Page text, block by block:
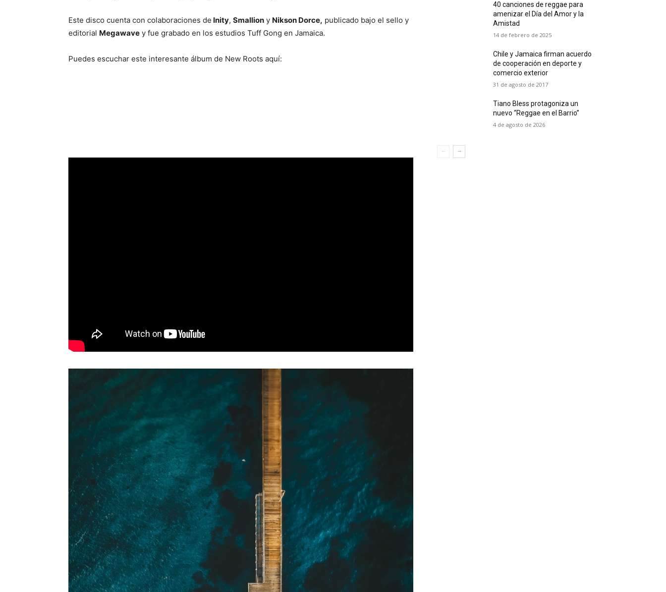
Este disco cuenta con colaboraciones de Inity, Smallion y Nikson Dorce, publicado bajo el sello y
editorial Megawave y fue grabado en los estudios Tuff Gong en Jamaica.
Puedes escuchar este interesante álbum de New Roots aquí:
40 canciones de reggae para
amenizar el Día del Amor y la
Amistad
14 de febrero de 2025
Chile y Jamaica firman acuerdo
de cooperación en deporte y
comercio exterior
31 de agosto de 2017
Tiano Bless protagoniza un
nuevo “Reggae en el Barrio”
4 de agosto de 2026